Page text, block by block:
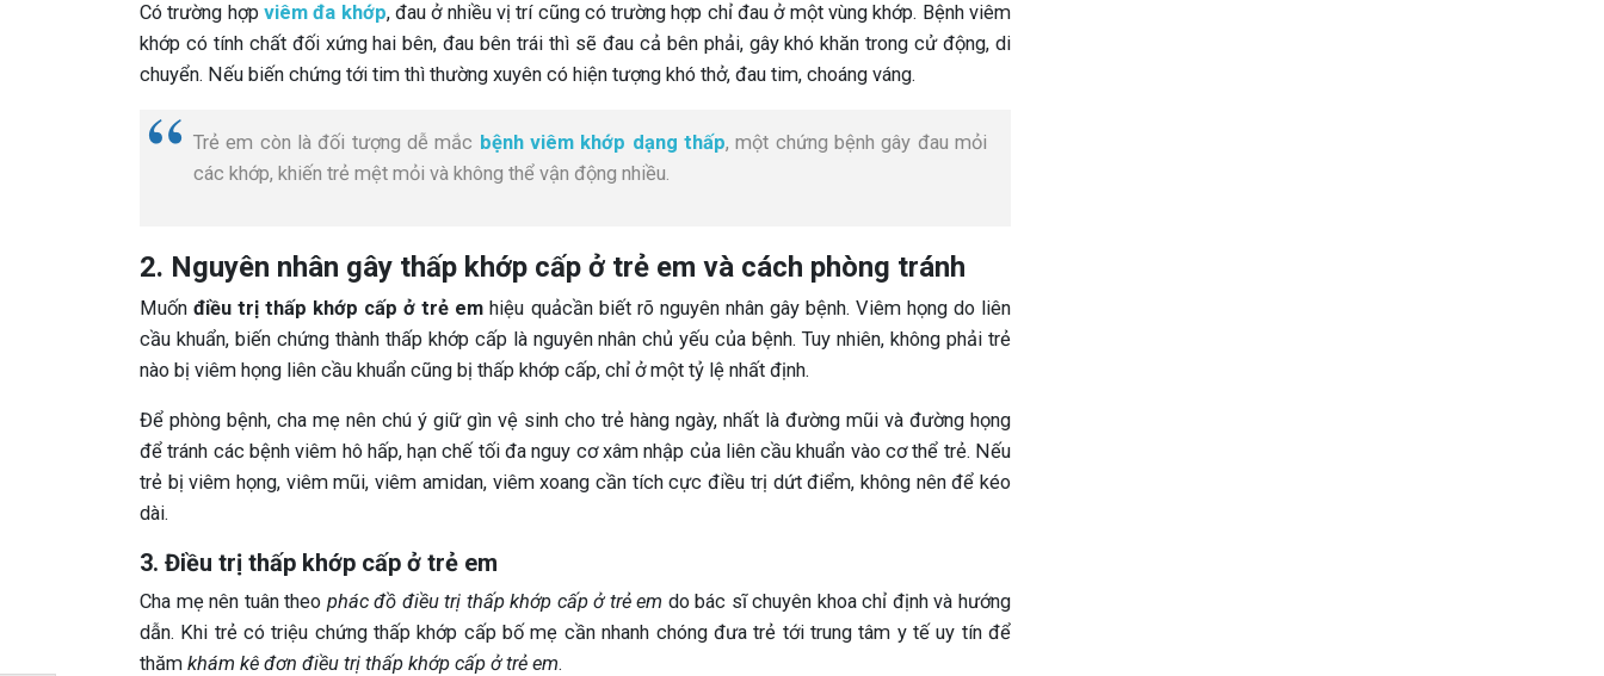
Có trường hợp viêm đa khớp, đau ở nhiều vị trí cũng có trường hợp chỉ đau ở một vùng khớp. Bệnh viêm
khớp có tính chất đối xứng hai bên, đau bên trái thì sẽ đau cả bên phải, gây khó khăn trong cử động, di
chuyển. Nếu biến chứng tới tim thì thường xuyên có hiện tượng khó thở, đau tim, choáng váng.
Trẻ em còn là đối tượng dễ mắc bệnh viêm khớp dạng thấp, một chứng bệnh gây đau mỏi
các khớp, khiến trẻ mệt mỏi và không thể vận động nhiều.
2. Nguyên nhân gây thấp khớp cấp ở trẻ em và cách phòng tránh
Muốn điều trị thấp khớp cấp ở trẻ emhiệu quảcần biết rõ nguyên nhân gây bệnh. Viêm họng do liên
cầu khuẩn, biến chứng thành thấp khớp cấp là nguyên nhân chủ yếu của bệnh. Tuy nhiên, không phải trẻ
nào bị viêm họng liên cầu khuẩn cũng bị thấp khớp cấp, chỉ ở một tỷ lệ nhất định.
Để phòng bệnh, cha mẹ nên chú ý giữ gìn vệ sinh cho trẻ hàng ngày, nhất là đường mũi và đường họng
để tránh các bệnh viêm hô hấp, hạn chế tối đa nguy cơ xâm nhập của liên cầu khuẩn vào cơ thể trẻ. Nếu
trẻ bị viêm họng, viêm mũi, viêm amidan, viêm xoang cần tích cực điều trị dứt điểm, không nên để kéo
dài.
3. Điều trị thấp khớp cấp ở trẻ em
Cha mẹ nên tuân theo phác đồ điều trị thấp khớp cấp ở trẻ em do bác sĩ chuyên khoa chỉ định và hướng
dẫn. Khi trẻ có triệu chứng thấp khớp cấp bố mẹ cần nhanh chóng đưa trẻ tới trung tâm y tế uy tín để
thăm khám kê đơn điều trị thấp khớp cấp ở trẻ em.